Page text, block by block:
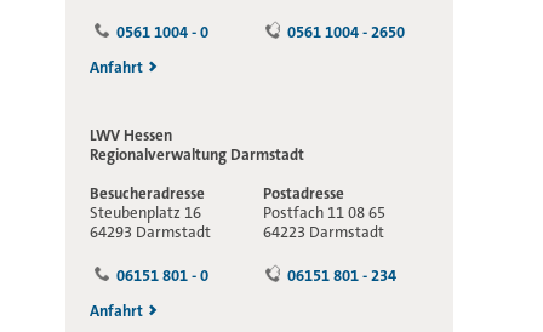
0561 1004 - 0
0561 1004 - 2650
Anfahrt
LWV Hessen
Regionalverwaltung Darmstadt
Besucheradresse
Steubenplatz 16
64293 Darmstadt
Postadresse
Postfach 11 08 65
64223 Darmstadt
06151 801 - 0
06151 801 - 234
Anfahrt